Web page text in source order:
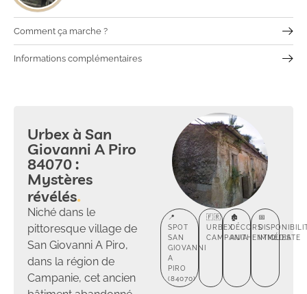
Comment ça marche ?
Informations complémentaires
Urbex à San
Giovanni A Piro
84070 :
Mystères
révélés
Niché dans le
pittoresque village de
San Giovanni A Piro,
dans la région de
Campanie, cet ancien
📍
SPOT
SAN
GIOVANNI
A
PIRO
(84070)
🇫🇷
URBEX
CAMPANIA
🏚️
DÉCORS
AUTHENTIQUES
📅
IMMÉDIATE